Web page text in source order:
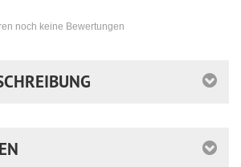
noch keine Bewertungen